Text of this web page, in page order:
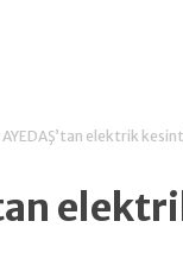
AYEDAŞ’tan elektrik